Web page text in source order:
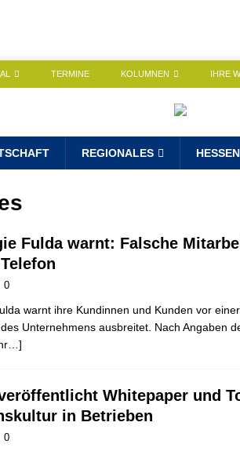
TERMINE KOLUMNEN IHRE
REGIONALES HESSEN
Fulda warnt: Falsche
0
warnt ihre Kundinnen und Kunden vor
Unternehmens ausbreitet. Nach Angaben
Whitepaper und
in Betrieben
0